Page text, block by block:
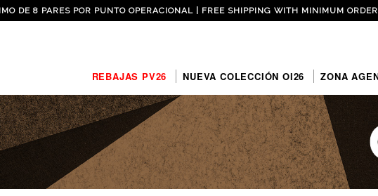
DE 8 PARES POR PUNTO OPERACIONAL | FREE SHIPPING WITH MINIMUM
REBAJAS PV26 NUEVA COLECCIÓN OI26 ZONA